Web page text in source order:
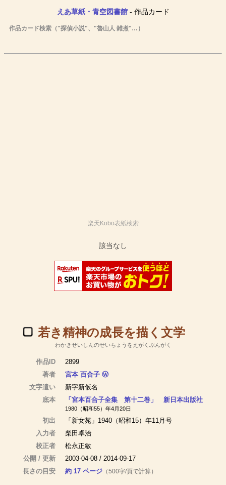
えあ草紙・青空図書館- 作品カード
作品カード検索（"探偵小説"、"魯山人 雑煮"…）
楽天Kobo表紙検索
若き精神の成長を描く文学
わかきせいしんのせいちょうをえがくぶんがく
作品ID
2899
著者
宮本 百合子 Ⓦ
文字遣い
新字新仮名
底本
「宮本百合子全集 第十二巻」 新日本出版社
1980（昭和55）年4月20日
初出
「新女苑」1940（昭和15）年11月号
入力者
柴田卓治
校正者
松永正敏
公開 / 更新
2003-04-08 / 2014-09-17
長さの目安
約 17 ページ （500字/頁で計算）